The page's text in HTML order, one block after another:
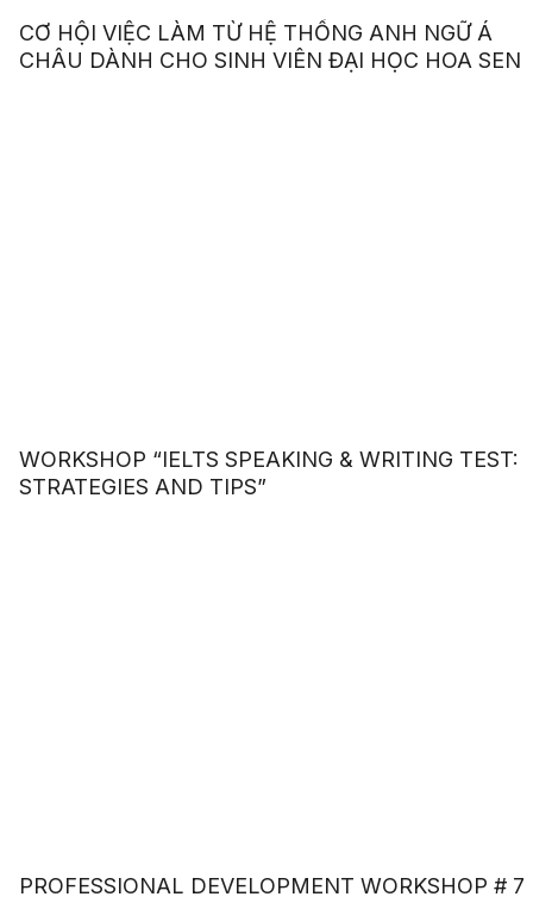
CƠ HỘI VIỆC LÀM TỪ HỆ THỐNG ANH NGỮ Á
CHÂU DÀNH CHO SINH VIÊN ĐẠI HỌC HOA SEN
WORKSHOP “IELTS SPEAKING & WRITING TEST:
STRATEGIES AND TIPS”
PROFESSIONAL DEVELOPMENT WORKSHOP # 7